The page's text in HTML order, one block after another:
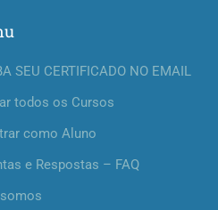
SEU CERTIFICADO NO EMAIL
todos os Cursos
como Aluno
e Respostas – FAQ